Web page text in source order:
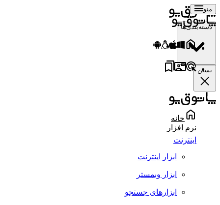
منو
دسته‌بندی‌ها
بستن
خانه
نرم افزار
اینترنت
ابزار اینترنت
ابزار وبمستر
ابزارهای جستجو